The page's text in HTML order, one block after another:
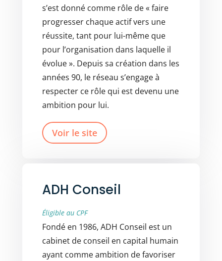
s’est donné comme rôle de « faire
progresser chaque actif vers une
réussite, tant pour lui-même que
pour l’organisation dans laquelle il
évolue ». Depuis sa création dans les
années 90, le réseau s’engage à
respecter ce rôle qui est devenu une
ambition pour lui.
Voir le site
ADH Conseil
Éligible au CPF
Fondé en 1986, ADH Conseil est un
cabinet de conseil en capital humain
ayant comme ambition de favoriser